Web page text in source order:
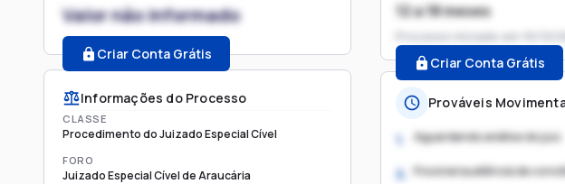
Valor não informado
Criar Conta Grátis
Informações do Processo
CLASSE
Procedimento do Juizado Especial Cível
FORO
Juizado Especial Cível de Araucária
12 a 18 meses
Processo iniciado em
Criar Conta Grátis
Prováveis
1. Aguardando análise do juiz
2. Possível audiência de